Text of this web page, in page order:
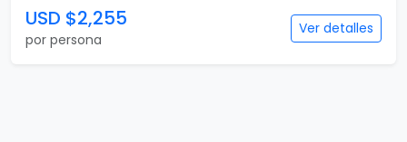
USD $2,255
por persona
Ver detalles